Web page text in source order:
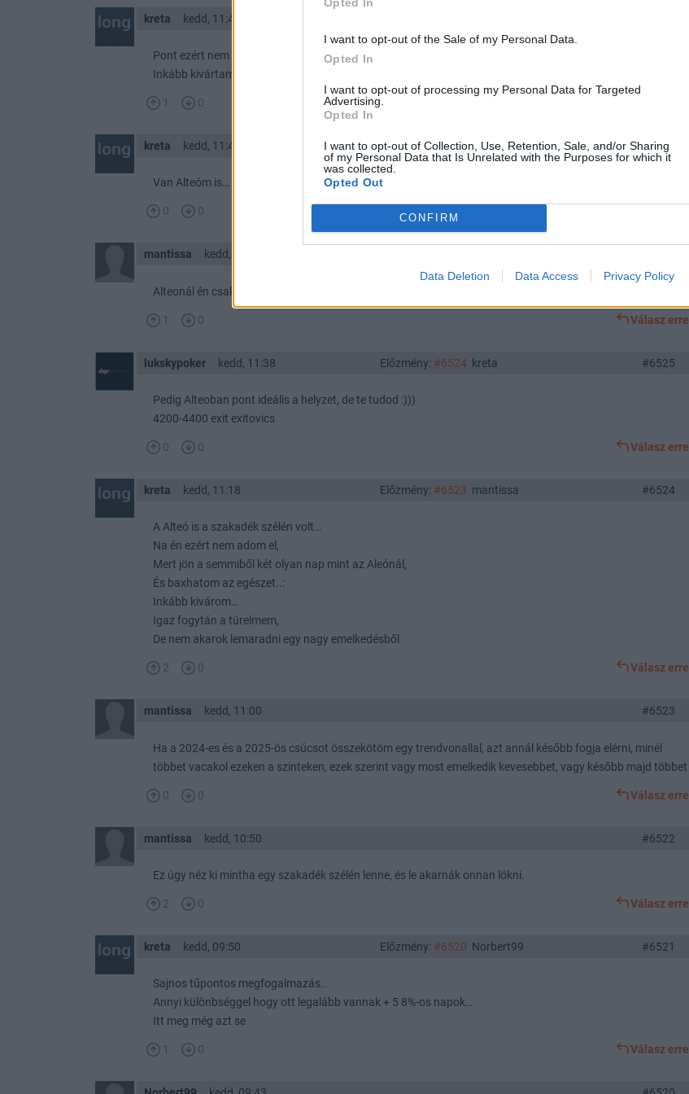
I want to opt-out of the Sale of my Personal Data.
Opted In
I want to opt-out of processing my Personal Data for Targeted
Advertising.
Opted In
I want to opt-out of Collection, Use, Retention, Sale, and/or Sharing
of my Personal Data that Is Unrelated with the Purposes for which it
was collected.
Opted Out
CONFIRM
Data Deletion Data Access Privacy Policy
kreta kedd, 11:46
Pont ezért nem adtam el 3400-3500 körül..
Inkább kivártam ott is itt is kívánom!!!!!!!!!
1 0
kreta kedd, 11:45 Előzmény:#6525lukskypoker #6527
Van Alteóm is…
0 0
mantissa kedd, 11:45
Alteonál én csak visszapattanást látok mostanában
1 0 Válasz erre
lukskypoker kedd, 11:38 Előzmény: #6524kreta #6525
Pedig Alteoban pont ideális a helyzet, de te tudod :)))
4200-4400 exit exitovics
0 0 Válasz erre
kreta kedd, 11:18 Előzmény: #6523 mantissa #6524
A Alteó is a szakadék szélén volt…
Na én ezért nem adom el,
Mert jön a semmiből két olyan nap mint az Aleónál,
És baxhatom az egészet..:
Inkább kivárom…
Igaz fogytán a türelmem,
De nem akarok lemaradni egy nagy emelkedésből
2 0 Válasz erre
mantissa kedd, 11:00 #6523
Ha a 2024-es és a 2025-ös csúcsot összekötöm egy trendvonallal, azt annál később fogja elérni, minél
többet vacakol ezeken a szinteken, ezek szerint vagy most emelkedik kevesebbet, vagy később majd többet
0 0 Válasz erre
mantissa kedd, 10:50 #6522
Ez úgy néz ki mintha egy szakadék szélén lenne, és le akarnák onnan lökni.
2 0 Válasz erre
kreta kedd, 09:50 Előzmény: #6520 Norbert99 #6521
Sajnos tűpontos megfogalmazás..
Annyi különbséggel hogy ott legalább vannak + 5 8%-os napok…
Itt meg még azt se
1 0 Válasz erre